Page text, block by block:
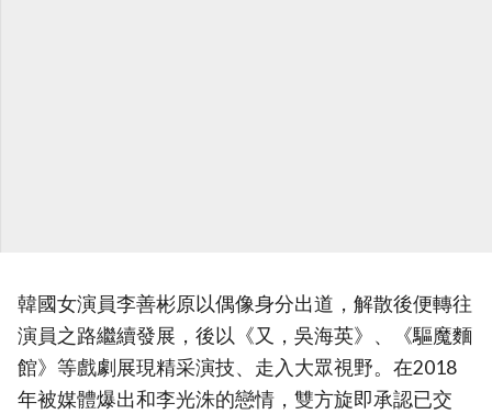
韓國女演員李善彬原以偶像身分出道，解散後便轉往
演員之路繼續發展，後以《又，吳海英》、《驅魔麵
館》等戲劇展現精采演技、走入大眾視野。在2018
年被媒體爆出和李光洙的戀情，雙方旋即承認已交